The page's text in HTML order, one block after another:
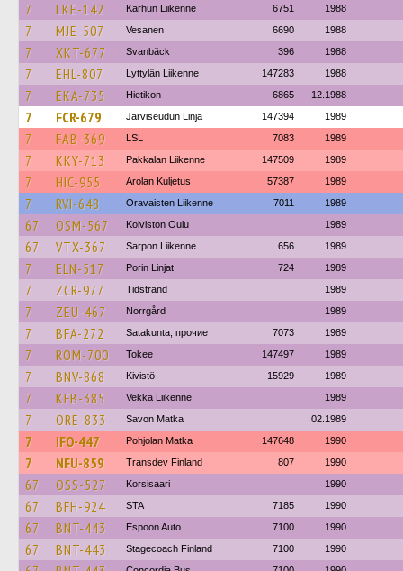
7 LKE-142 Karhun Liikenne 6751 1988
7 MJE-507 Vesanen 6690 1988
7 XKT-677 Svanbäck 396 1988
7 EHL-807 Lyttylän Liikenne 147283 1988
7 EKA-735 Hietikon 6865 12.1988
7 FCR-679 Järviseudun Linja 147394 1989
7 FAB-369 LSL 7083 1989
7 KKY-713 Pakkalan Liikenne 147509 1989
7 HIC-955 Arolan Kuljetus 57387 1989
7 RVI-648 Oravaisten Liikenne 7011 1989
67 OSM-567 Koiviston Oulu 1989
67 VTX-367 Sarpon Liikenne 656 1989
7 ELN-517 Porin Linjat 724 1989
7 ZCR-977 Tidstrand 1989
7 ZEU-467 Norrgård 1989
7 BFA-272 Satakunta, прочие 7073 1989
7 ROM-700 Tokee 147497 1989
7 BNV-868 Kivistö 15929 1989
7 KFB-385 Vekka Liikenne 1989
7 ORE-833 Savon Matka 02.1989
7 IFO-447 Pohjolan Matka 147648 1990
7 NFU-859 Transdev Finland 807 1990
67 OSS-527 Korsisaari 1990
67 BFH-924 STA 7185 1990
67 BNT-443 Espoon Auto 7100 1990
67 BNT-443 Stagecoach Finland 7100 1990